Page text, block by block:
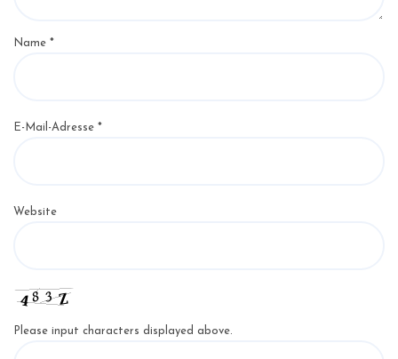
Name *
E-Mail-Adresse *
Website
Please input characters displayed above.